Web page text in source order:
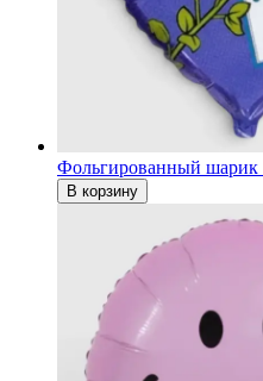
Фольгированный
В корзину